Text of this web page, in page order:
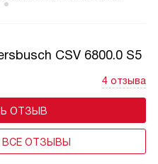
герметичность
чтобы техника служила
CSV 6800.0 S5
4 отзыва
ОТЗЫВ
ОТЗЫВЫ